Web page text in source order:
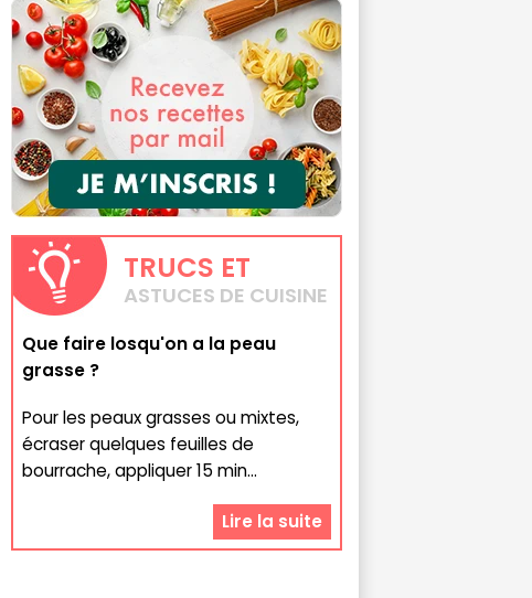
TRUCS ET
ASTUCES DE CUISINE
Que faire losqu'on a la peau
grasse ?
Pour les peaux grasses ou mixtes,
écraser quelques feuilles de
bourrache, appliquer 15 min...
Lire la suite